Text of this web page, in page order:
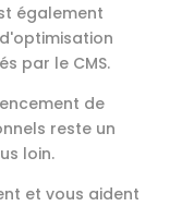
également
par le CMS.
de
reste un
loin.
et vous aident